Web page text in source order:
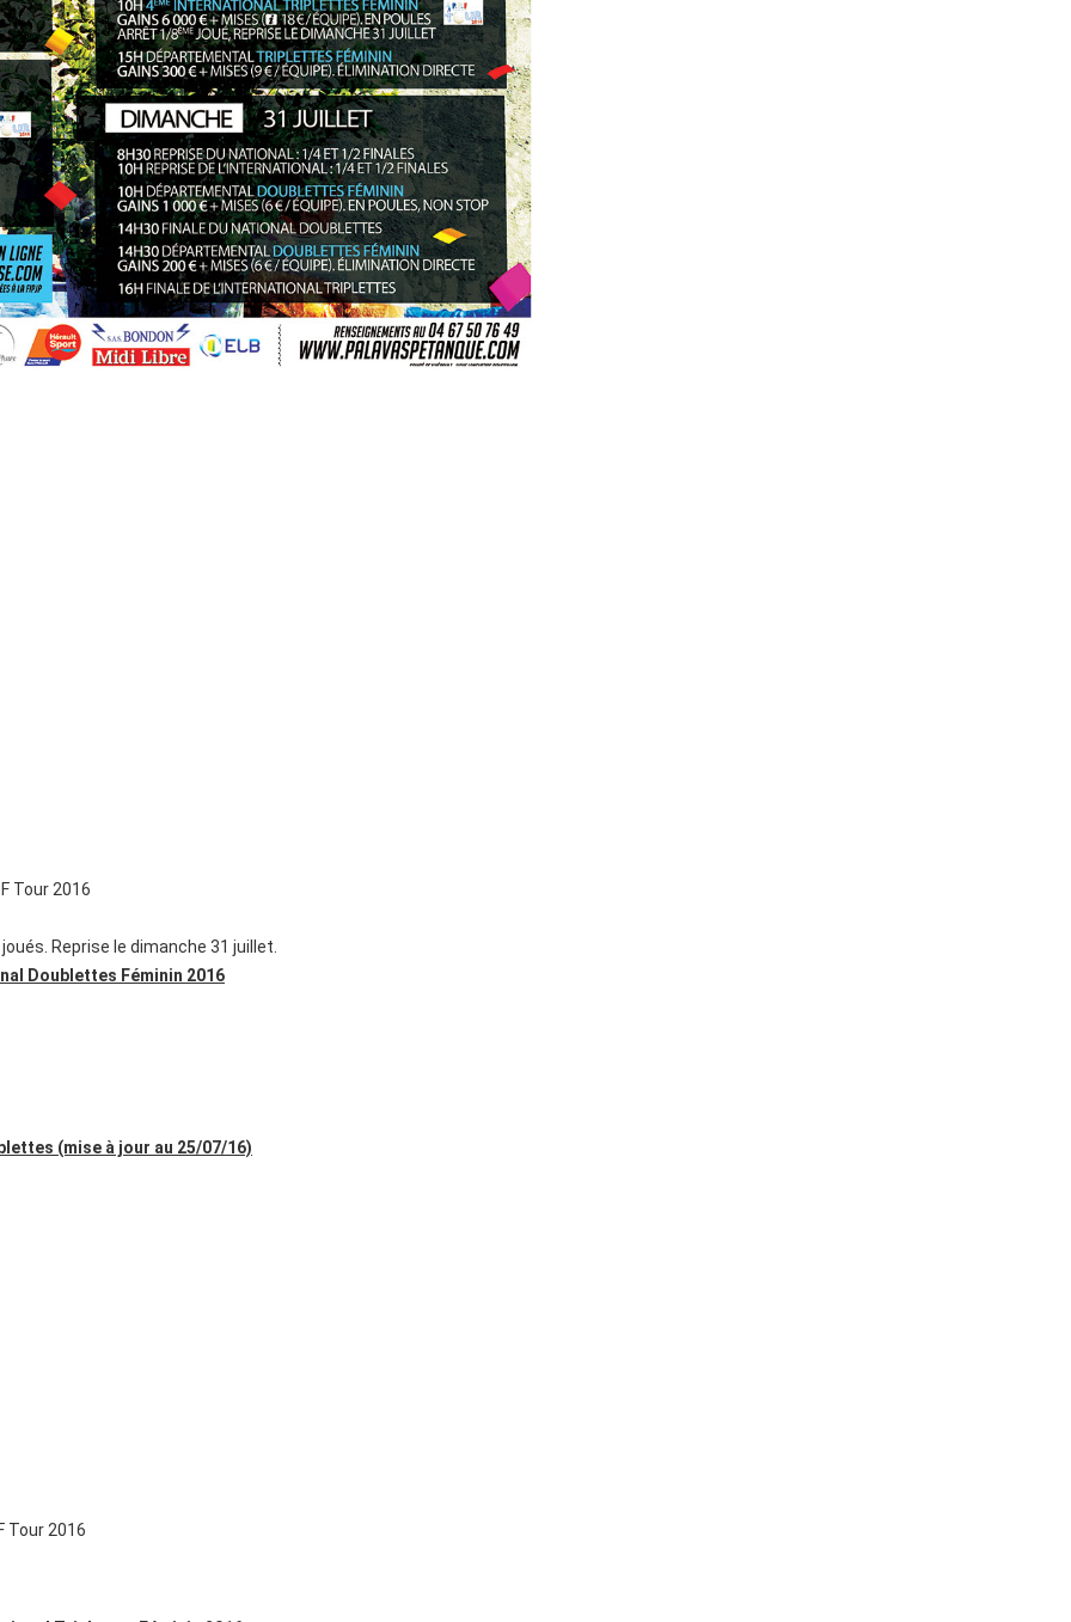
Tour 2016
Reprise le dimanche 31 juillet.
Doublettes Féminin 2016
(mise à jour au 25/07/16)
Tour 2016